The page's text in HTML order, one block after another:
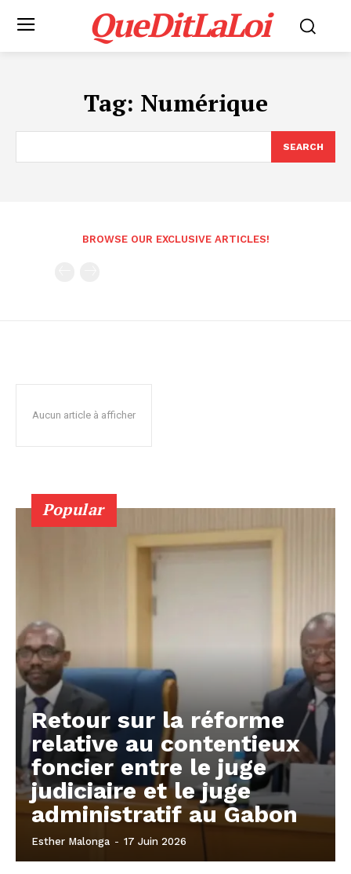
QueDitLaLoi
Tag: Numérique
SEARCH
BROWSE OUR EXCLUSIVE ARTICLES!
Aucun article à afficher
Popular
Retour sur la réforme
relative au contentieux
foncier entre le juge
judiciaire et le juge
administratif au Gabon
Esther Malonga - 17 Juin 2026